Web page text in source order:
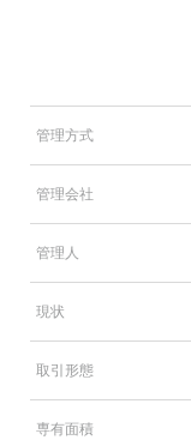
管理方式
管理会社
管理人
現状
取引形態
専有面積